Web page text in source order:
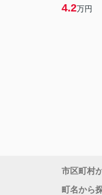
4.2万円
市区町村
町名から